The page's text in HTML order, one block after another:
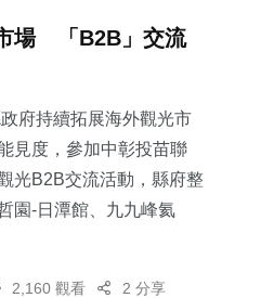
場 「B2B」交流
府持續拓展海外觀光市
見度，參加中彰投苗聯
光B2B交流活動，縣府整
園-日潭館、九九峰氦
2,160 觀看 2 分享